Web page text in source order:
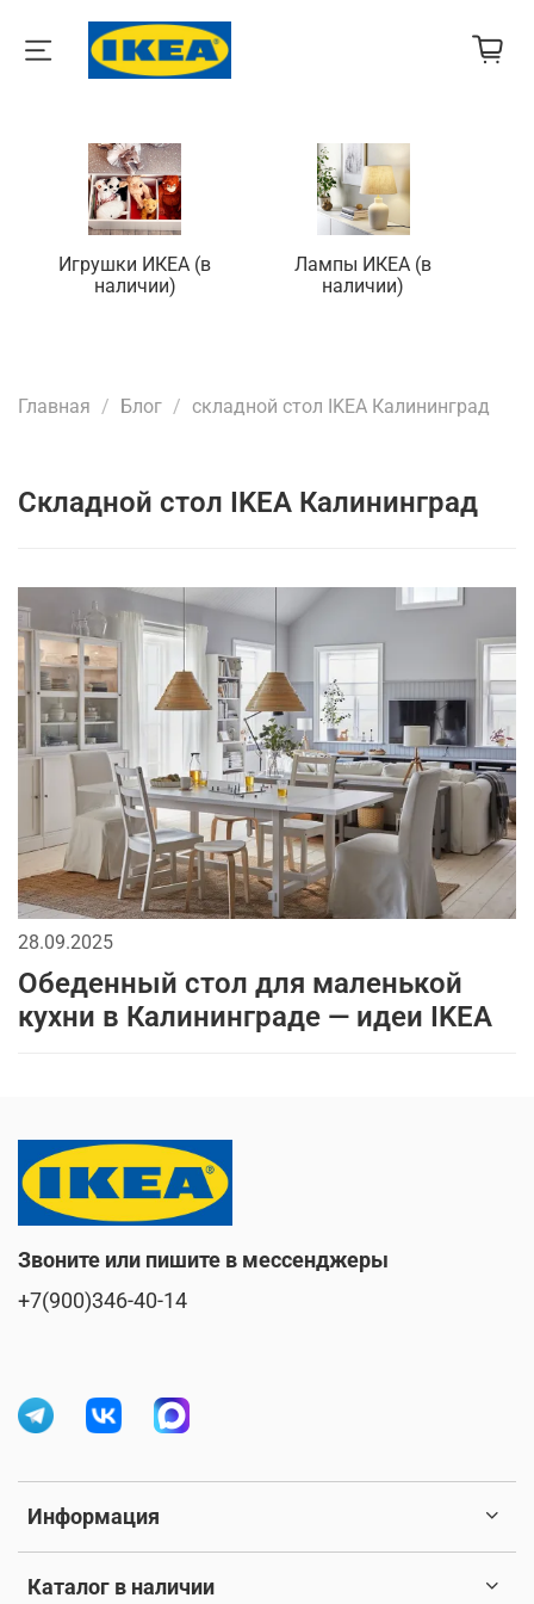
Игрушки ИКЕА (в
наличии)
Лампы ИКЕА (в
наличии)
Главная Блог складной стол IKEA Калининград
складной стол IKEA Калининград
28.09.2025
Обеденный стол для маленькой
кухни в Калининграде — идеи IKEA
Информация
Каталог в наличии
Звоните или пишите в мессенджеры
+7(900)346-40-14